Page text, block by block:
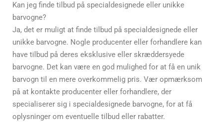
Kan jeg finde tilbud på specialdesignede eller unikke
barvogne?
Ja, det er muligt at finde tilbud på specialdesignede eller
unikke barvogne. Nogle producenter eller forhandlere kan
have tilbud på deres eksklusive eller skræddersyede
barvogne. Det kan være en god mulighed for at få en unik
barvogn til en mere overkommelig pris. Vær opmærksom
på at kontakte producenter eller forhandlere, der
specialiserer sig i specialdesignede barvogne, for at få
oplysninger om eventuelle tilbud eller rabatter.